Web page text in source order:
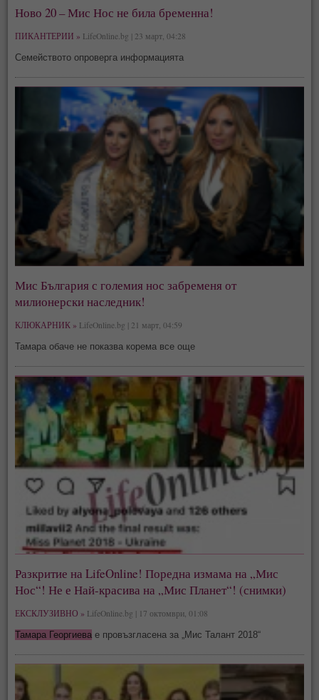
Ново 20 – Мис Нос не била бременна!
ПИКАНТЕРИИ » LifeOnline.bg | 23 март, 04:28
Семейството опроверга информацията
Мис България с големия нос забременя от
милионерски наследник!
КЛЮКАРНИК » LifeOnline.bg | 21 март, 04:59
Тамара обаче не показва корема все още
Разкритие на LifeOnline! Поредна измама на „Мис
Нос“! Не е Най-красива на „Мис Планет“! (снимки)
ЕКСКЛУЗИВНО » LifeOnline.bg | 17 октомври, 01:08
Тамара Георгиева е провъзгласена за „Мис Талант 2018“